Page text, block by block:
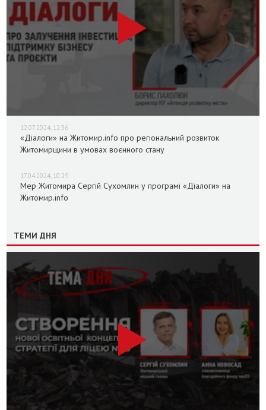
12.07.2024, 12:36
«Діалоги» на Житомир.info про регіональний розвиток
Житомирщини в умовах воєнного стану
17.04.2024, 10:29
Мер Житомира Сергій Сухомлин у програмі «Діалоги» на
Житомир.info
ТЕМИ ДНЯ